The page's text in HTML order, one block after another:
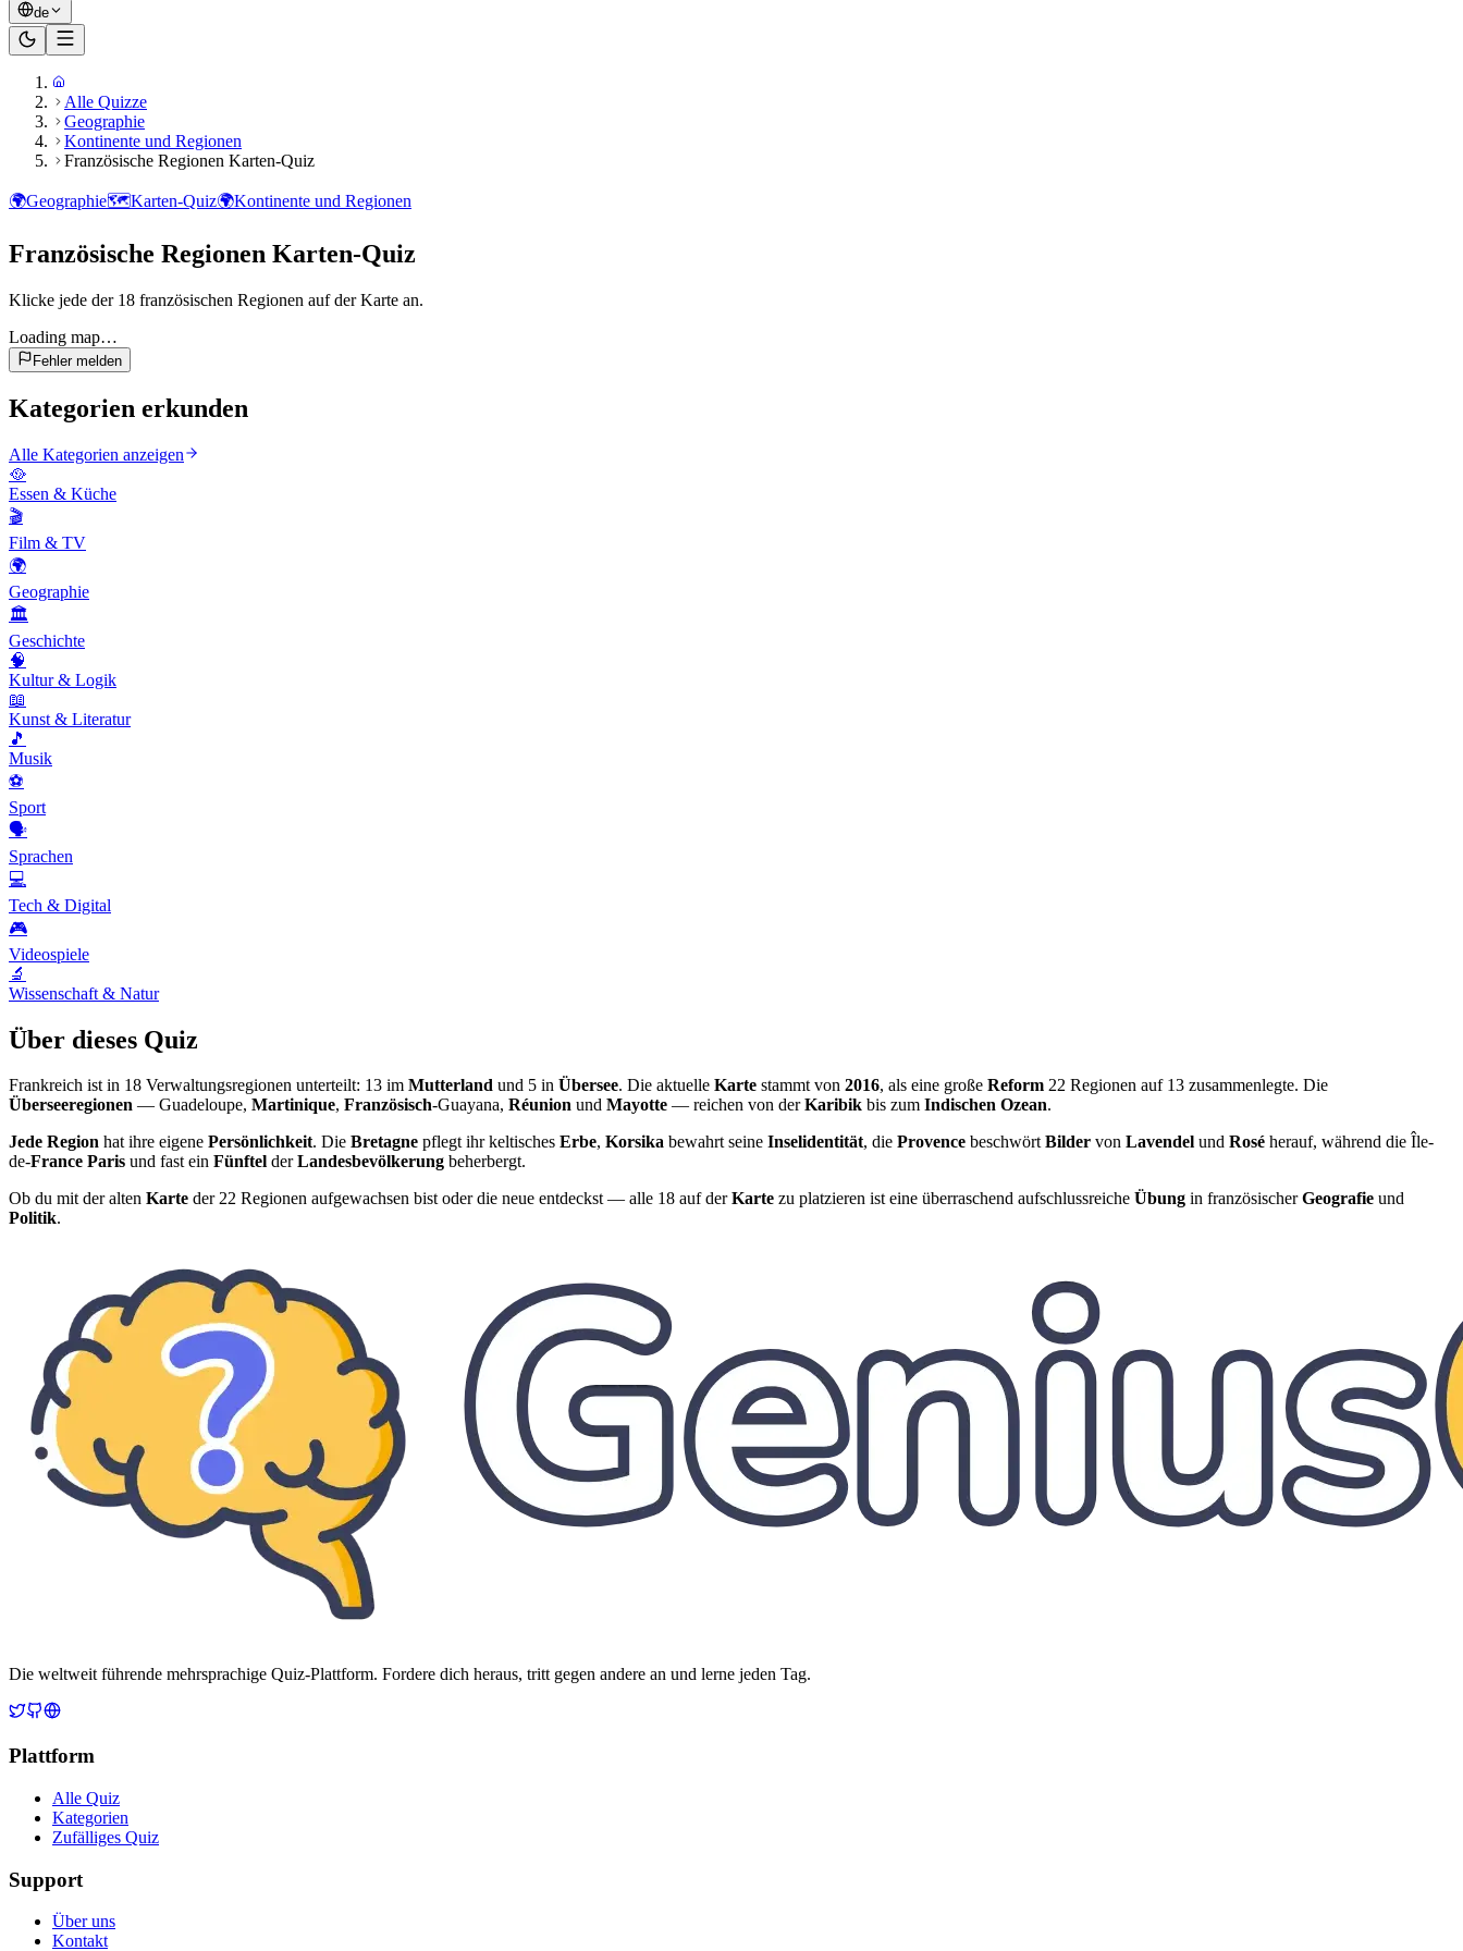
de
Alle Quizze
Geographie
Kontinente und Regionen
Französische Regionen Karten-Quiz
🌍Geographie🗺️Karten-Quiz🌍Kontinente und Regionen
Französische Regionen Karten-Quiz
Klicke jede der 18 französischen Regionen auf der Karte an.
Loading map…
Fehler melden
Kategorien erkunden
Alle Kategorien anzeigen
🥘
Essen & Küche
🎬
Film & TV
🌍
Geographie
🏛️
Geschichte
🧠
Kultur & Logik
📖
Kunst & Literatur
🎵
Musik
⚽
Sport
🗣️
Sprachen
💻
Tech & Digital
🎮
Videospiele
🔬
Wissenschaft & Natur
Über dieses Quiz
Frankreich ist in 18 Verwaltungsregionen unterteilt: 13 im Mutterland und 5 in Übersee. Die aktuelle Karte stammt von 2016, als eine große Reform 22 Regionen auf 13 zusammenlegte. Die
Überseeregionen — Guadeloupe, Martinique, Französisch-Guayana, Réunion und Mayotte — reichen von derKaribik bis zum Indischen Ozean.
Jede Region hat ihre eigene Persönlichkeit. Die Bretagne pflegt ihr keltisches Erbe, Korsika bewahrt seine Inselidentität, die Provence beschwörtBilder von Lavendel und Rosé herauf, während die Île-
de-France Paris und fast ein Fünftel derLandesbevölkerung beherbergt.
Ob du mit der alten Karte der 22 Regionen aufgewachsen bist oder die neue entdeckst — alle 18 auf derKarte zu platzieren ist eine überraschend aufschlussreiche Übung in französischerGeografie und
Politik.
Die weltweit führende mehrsprachige Quiz-Plattform. Fordere dich heraus, tritt gegen andere an und lerne jeden Tag.
Plattform
Alle Quiz
Kategorien
Zufälliges Quiz
Support
Über uns
Kontakt